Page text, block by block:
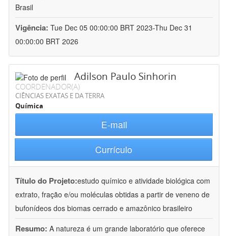
Brasil
Vigência: Tue Dec 05 00:00:00 BRT 2023-Thu Dec 31
00:00:00 BRT 2026
Adilson Paulo Sinhorin
COORDENADOR(A)
CIÊNCIAS EXATAS E DA TERRA
Química
E-mail
Currículo
Título do Projeto:estudo químico e atividade biológica com
extrato, fração e/ou moléculas obtidas a partir de veneno de
bufonídeos dos biomas cerrado e amazônico brasileiro
Resumo: A natureza é um grande laboratório que oferece